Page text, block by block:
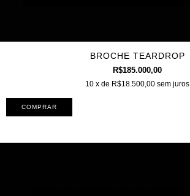
BROCHE TEARDROP
R$185.000,00
10 x de R$18.500,00 sem juros